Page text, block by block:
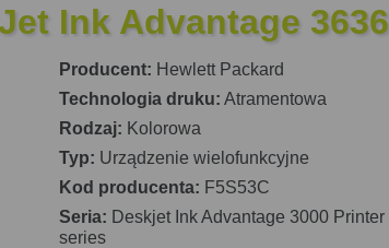
Ink Advantage 3636
Producent: Hewlett Packard
Technologia druku: Atramentowa
Rodzaj: Kolorowa
Typ: Urządzenie wielofunkcyjne
Kod producenta: F5S53C
Seria: Deskjet Ink Advantage 3000 Printer
series